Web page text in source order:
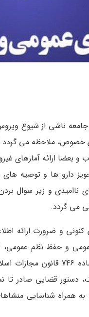
ناشی از شیوع
خصوص، ملاحظه می گردد
بعضا ارائه آمارهای
دارو ها و توصیه
ناامیدی و زیر سوال
می گردد.
و ضرورت ارائه
و حفظ نظم عمومی،
و 671 قانون آ. د.ک، دستور
به همراه شناسایی